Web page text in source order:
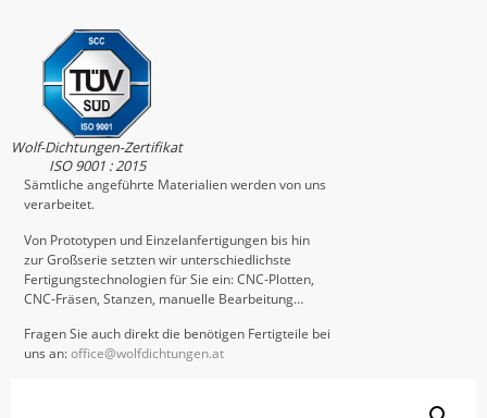
Wolf-Dichtungen-Zertifikat
ISO 9001 : 2015
Sämtliche angeführte Materialien werden von uns
verarbeitet.
Von Prototypen und Einzelanfertigungen bis hin
zur Großserie setzten wir unterschiedlichste
Fertigungstechnologien für Sie ein: CNC-Plotten,
CNC-Fräsen, Stanzen, manuelle Bearbeitung…
Fragen Sie auch direkt die benötigen Fertigteile bei
uns an:office@wolfdichtungen.at